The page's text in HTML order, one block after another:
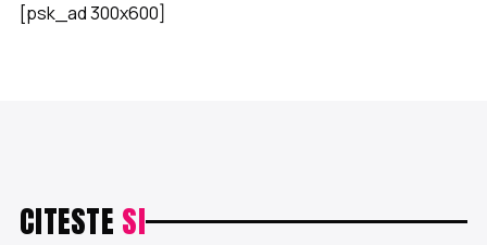
[psk_ad 300x600]
CITESTE SI